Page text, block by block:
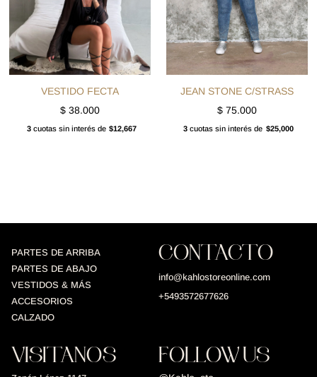
VESTIDO FECTA
$ 38.000
3cuotas sin interés de $12,667
JEAN STONE C/STRASS
$75.000
3 cuotas sin interés de $25,000
PARTES DE ARRIBA
PARTES DE ABAJO
VESTIDOS & MÁS
ACCESORIOS
CALZADO
CONTACTO
info@kahlostoreonline.com
+5493572677626
VISITANOS FOLLOW US